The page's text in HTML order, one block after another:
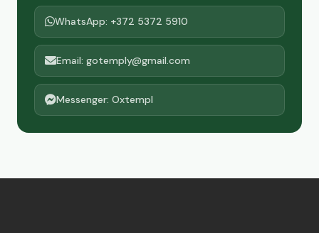
WhatsApp: +372 5372 5910
Email: gotemply@gmail.com
Messenger: Oxtempl